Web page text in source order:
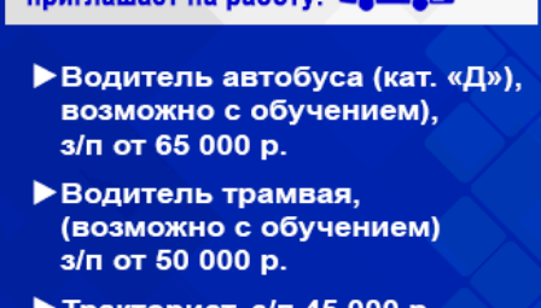
Чем опасен Козий пляж в Волжском?
Чем опасен Козий пляж